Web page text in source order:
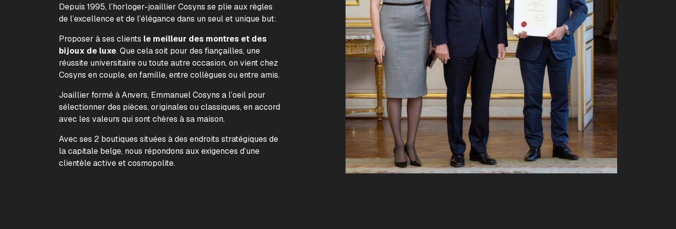
Depuis 1995, l’horloger-joaillier Cosyns se plie aux règles
de l’excellence et de l’élégance dans un seul et unique but:
Proposer à ses clients le meilleur des montres et des
bijoux de luxe. Que cela soit pour des fiançailles, une
réussite universitaire ou toute autre occasion, on vient chez
Cosyns en couple, en famille, entre collègues ou entre amis.
Joaillier formé à Anvers, Emmanuel Cosyns a l’oeil pour
sélectionner des pièces, originales ou classiques, en accord
avec les valeurs qui sont chères à sa maison.
Avec ses 2 boutiques situées à des endroits stratégiques de
la capitale belge, nous répondons aux exigences d’une
clientèle active et cosmopolite.